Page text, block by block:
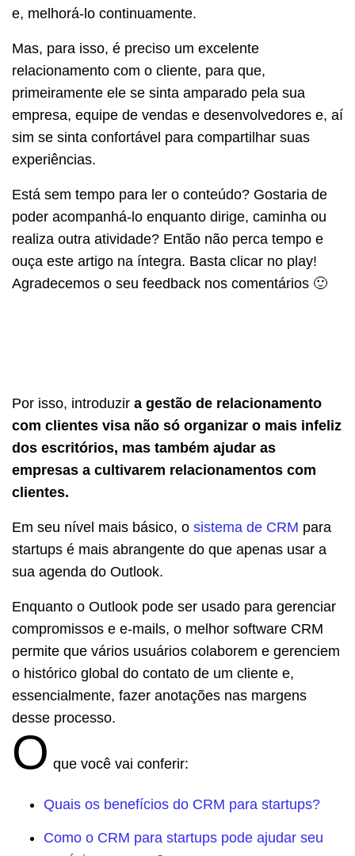
e, melhorá-lo continuamente.
Mas, para isso, é preciso um excelente
relacionamento com o cliente, para que,
primeiramente ele se sinta amparado pela sua
empresa, equipe de vendas e desenvolvedores e, aí
sim se sinta confortável para compartilhar suas
experiências.
Está sem tempo para ler o conteúdo? Gostaria de
poder acompanhá-lo enquanto dirige, caminha ou
realiza outra atividade? Então não perca tempo e
ouça este artigo na íntegra. Basta clicar no play!
Agradecemos o seu feedback nos comentários 🙂
Por isso, introduzir a gestão de relacionamento
com clientes visa não só organizar o mais infeliz
dos escritórios, mas também ajudar as
empresas a cultivarem relacionamentos com
clientes.
Em seu nível mais básico, o sistema de CRM para
startups é mais abrangente do que apenas usar a
sua agenda do Outlook.
Enquanto o Outlook pode ser usado para gerenciar
compromissos e e-mails, o melhor software CRM
permite que vários usuários colaborem e gerenciem
o histórico global do contato de um cliente e,
essencialmente, fazer anotações nas margens
desse processo.
O que você vai conferir:
Quais os benefícios do CRM para startups?
Como o CRM para startups pode ajudar seu